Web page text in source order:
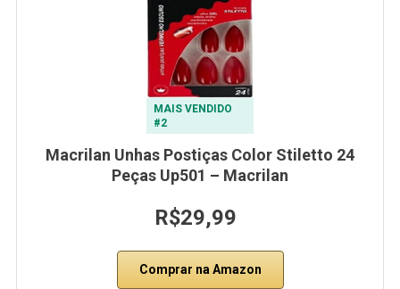
MAIS VENDIDO
#2
Macrilan Unhas Postiças Color Stiletto 24
Peças Up501 – Macrilan
R$29,99
Comprar na Amazon